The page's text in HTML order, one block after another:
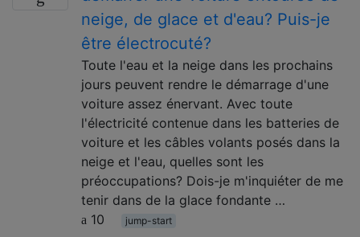
neige, de glace et d'eau? Puis-je
être électrocuté?
Toute l'eau et la neige dans les prochains
jours peuvent rendre le démarrage d'une
voiture assez énervant. Avec toute
l'électricité contenue dans les batteries de
voiture et les câbles volants posés dans la
neige et l'eau, quelles sont les
préoccupations? Dois-je m'inquiéter de me
tenir dans de la glace fondante …
10
jump-start